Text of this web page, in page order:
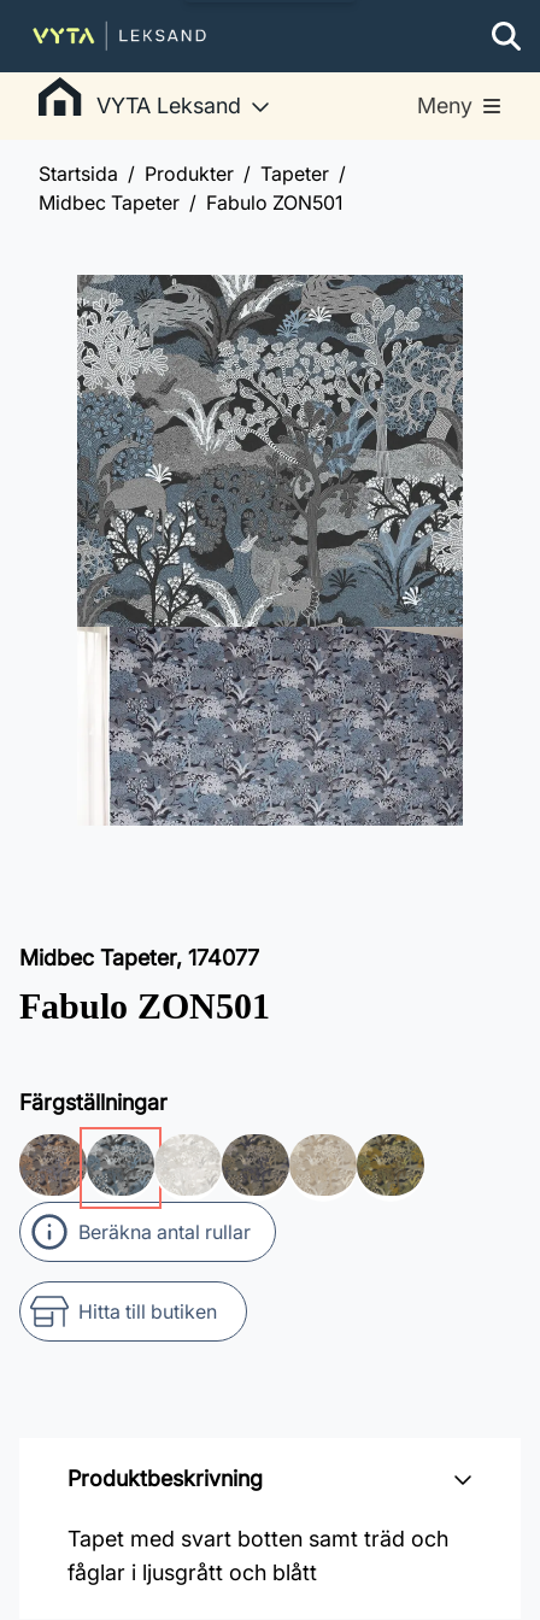
VYTA Leksand Meny
Startsida Produkter
Tapeter
Midbec Tapeter
Fabulo ZON501
Midbec Tapeter, 174077
Fabulo ZON501
Färgställningar
Beräkna antal rullar
Hitta till butiken
Produktbeskrivning
Tapet med svart botten samt träd och
fåglar i ljusgrått och blått